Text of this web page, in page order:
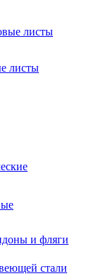
листы
листы
и фляги
стали